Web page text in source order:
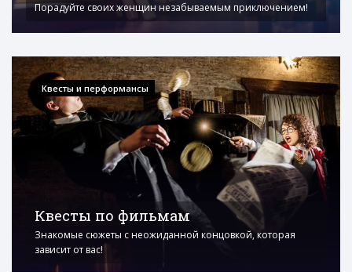
Порадуйте своих женщин незабываемым приключением!
Квесты и перформансы
Квесты по фильмам
Знакомые сюжеты с неожиданной концовкой, которая
зависит от вас!